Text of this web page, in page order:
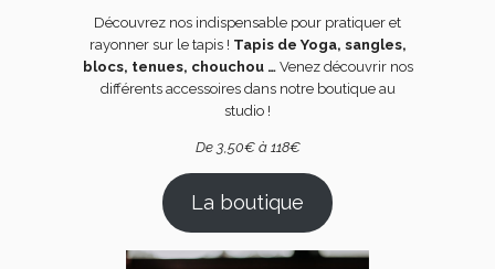
Découvrez nos indispensable pour pratiquer et
rayonner sur le tapis ! Tapis de Yoga, sangles,
blocs, tenues, chouchou …Venez découvrir nos
différents accessoires dans notre boutique au
studio !
De 3,50€ à 118€
La boutique